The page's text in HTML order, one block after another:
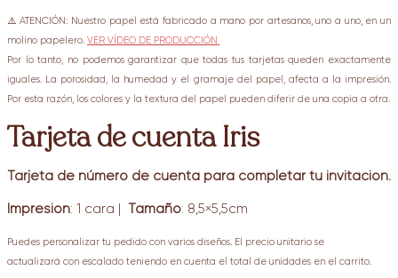
⚠️ ATENCIÓN: Nuestro papel está fabricado a mano por artesanos, uno a uno, en un
molino papelero. VER VÍDEO DE PRODUCCIÓN.
Por lo tanto, no podemos garantizar que todas tus tarjetas queden exactamente
iguales. La porosidad, la humedad y el gramaje del papel, afecta a la impresión.
Por esta razón, los colores y la textura del papel pueden diferir de una copia a otra.
Tarjeta de cuenta Iris
Tarjeta de número de cuenta para completar tu invitación.
Impresión: 1 cara | Tamaño: 8,5×5,5cm
Puedes personalizar tu pedido con varios diseños. El precio unitario se
actualizará con escalado teniendo en cuenta el total de unidades en el carrito.